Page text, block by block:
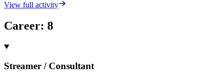
View full activity
Career: 8
Streamer / Consultant